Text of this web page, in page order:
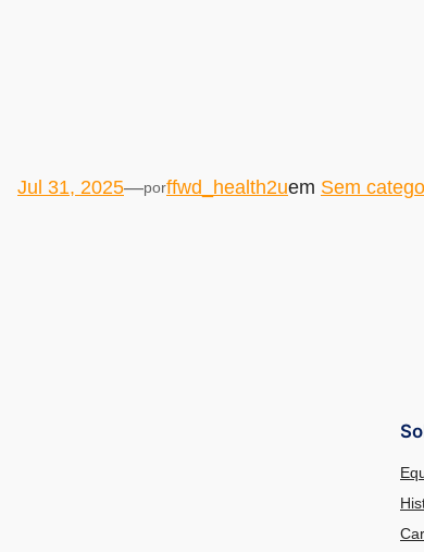
Jul 31, 2025—porffwd_health2uem Sem